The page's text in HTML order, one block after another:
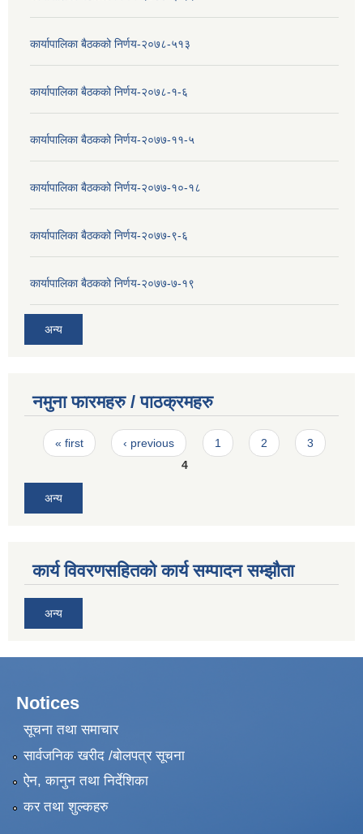
कार्यापालिका बैठकको निर्णय-२०७८-५१३
कार्यापालिका बैठकको निर्णय-२०७८-१-६
कार्यापालिका बैठकको निर्णय-२०७७-११-५
कार्यापालिका बैठकको निर्णय-२०७७-१०-१८
कार्यापालिका बैठकको निर्णय-२०७७-९-६
कार्यापालिका बैठकको निर्णय-२०७७-७-१९
अन्य
नमुना फारमहरु / पाठक्रमहरु
Pages
« first ‹ previous 1 2
3
4
अन्य
कार्य विवरणसहितको कार्य सम्पादन सम्झौता
अन्य
Notices
सूचना तथा समाचार
सार्वजनिक खरीद /बोलपत्र सूचना
ऐन, कानुन तथा निर्देशिका
कर तथा शुल्कहरु